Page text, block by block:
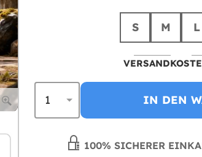
S M L
IN DEN
100% SICHERER